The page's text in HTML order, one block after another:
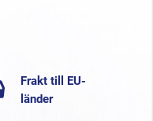
Frakt till EU-
länder